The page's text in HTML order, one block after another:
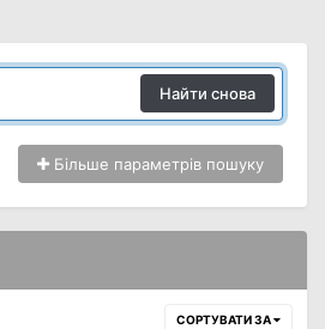
Найти снова
Більше параметрів пошуку
СОРТУВАТИ ЗА